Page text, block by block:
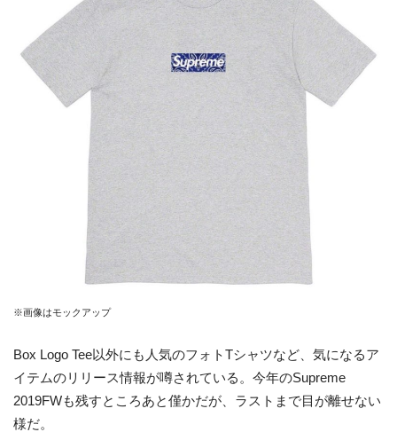
※画像はモックアップ
Box Logo Tee以外にも人気のフォトTシャツなど、気になるア
イテムのリリース情報が噂されている。今年のSupreme
2019FWも残すところあと僅かだが、ラストまで目が離せない
様だ。